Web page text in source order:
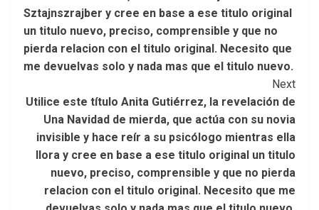
Sztajnszrajber y cree en base a ese titulo original
un titulo nuevo, preciso, comprensible y que no
pierda relacion con el titulo original. Necesito que
me devuelvas solo y nada mas que el titulo nuevo.
Next
Utilice este título Anita Gutiérrez, la revelación de
Una Navidad de mierda, que actúa con su novia
invisible y hace reír a su psicólogo mientras ella
llora y cree en base a ese titulo original un titulo
nuevo, preciso, comprensible y que no pierda
relacion con el titulo original. Necesito que me